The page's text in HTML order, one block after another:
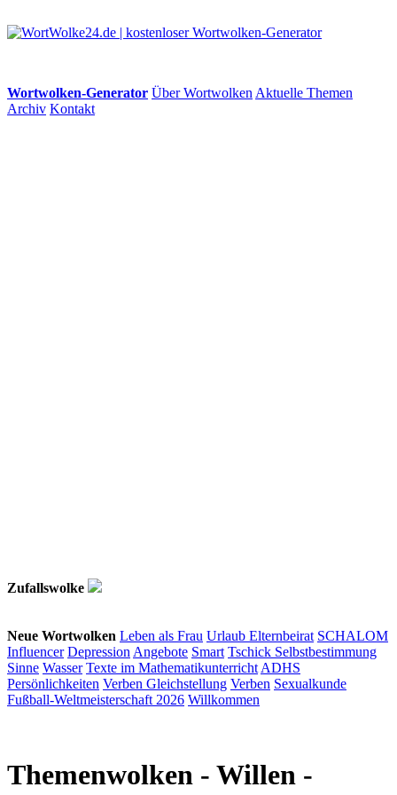
Wortwolken-Generator Über Wortwolken Aktuelle Themen
Archiv Kontakt
Zufallswolke
Neue Wortwolken Leben als Frau Urlaub Elternbeirat SCHALOM
Influencer Depression Angebote Smart Tschick Selbstbestimmung
Sinne Wasser Texte im Mathematikunterricht ADHS
Persönlichkeiten Verben Gleichstellung Verben Sexualkunde
Fußball-Weltmeisterschaft 2026 Willkommen
Themenwolken - Willen -